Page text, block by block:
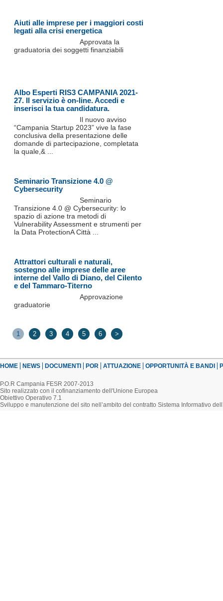
Aiuti alle imprese per i maggiori costi
legati alla crisi energetica
Approvata la
graduatoria dei soggetti finanziabili
Albo Esperti RIS3 CAMPANIA 2021-
27. Il servizio è on-line. Accedi e
inserisci la tua candidatura.
Il nuovo avviso
“Campania Startup 2023” vive la fase
conclusiva della presentazione delle
domande di partecipazione, completata
la quale,& ...
Seminario Transizione 4.0 @
Cybersecurity
Seminario
Transizione 4.0 @ Cybersecurity: lo
spazio di azione tra metodi di
Vulnerability Assessment e strumenti per
la Data ProtectionA Città ...
Attrattori culturali e naturali,
sostegno alle imprese delle aree
interne del Vallo di Diano, del Cilento
e del Tammaro-Titerno
Approvazione
graduatorie
1 2 3 4 5 6 >
HOME NEWS DOCUMENTI POR ATTUAZIONE OPPORTUNITÀ E BANDI
P.O.R Campania FESR 2007-2013
Sito realizzato con il cofinanziamento dell'Unione Europea
Obiettivo Operativo 7.1
Sviluppo e manutenzione del sito nell’ambito del contratto Sistema Informativo